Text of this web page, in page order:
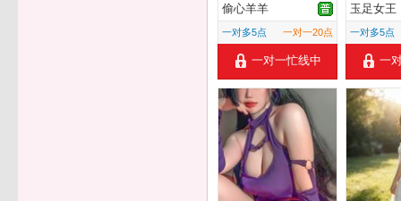
偷心羊羊
一对多5点 一对一20点
一对一忙线中
玉足女王
一对多5点
一